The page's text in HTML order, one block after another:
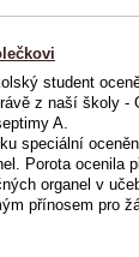
student
z naší školy -
A.
speciální
Porota ocenila
organel v
přínosem pro